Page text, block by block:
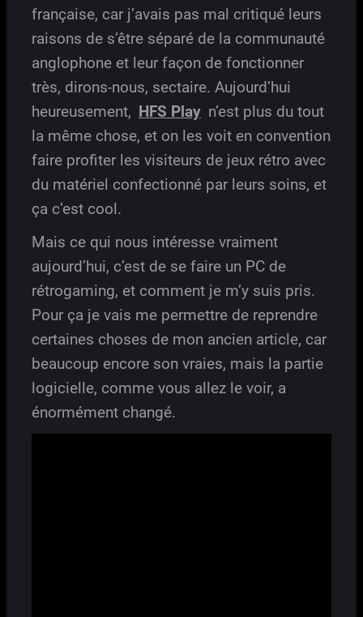
française, car j’avais pas mal critiqué leurs
raisons de s’être séparé de la communauté
anglophone et leur façon de fonctionner
très, dirons-nous, sectaire. Aujourd’hui
heureusement, HFS Play n’est plus du tout
la même chose, et on les voit en convention
faire profiter les visiteurs de jeux rétro avec
du matériel confectionné par leurs soins, et
ça c’est cool.
Mais ce qui nous intéresse vraiment
aujourd’hui, c’est de se faire un PC de
rétrogaming, et comment je m’y suis pris.
Pour ça je vais me permettre de reprendre
certaines choses de mon ancien article, car
beaucoup encore son vraies, mais la partie
logicielle, comme vous allez le voir, a
énormément changé.